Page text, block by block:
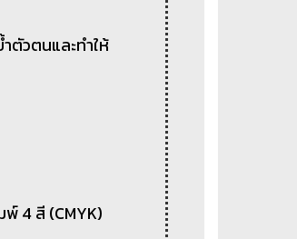
ตัวตนและทำให้
4 สี (CMYK)